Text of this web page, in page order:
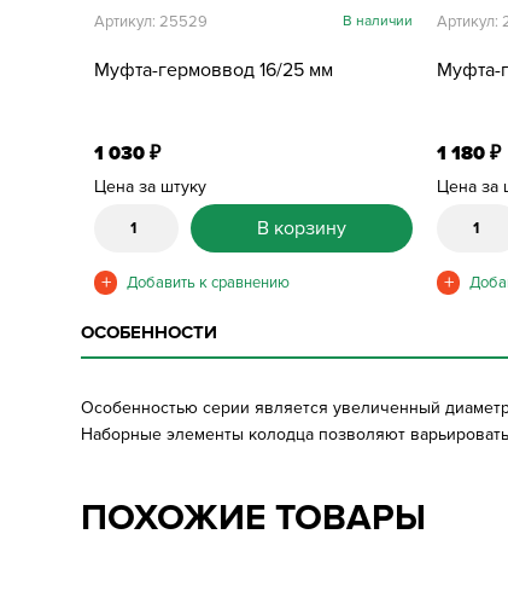
Муфта-гермоввод 16/25 мм
Артикул: 25529 В наличии
1 030₽
Цена за штуку
В корзину
Муфта-
Артикул:
1 180₽
Цена за
ОСОБЕННОСТИ
Особенностью серии является увеличенный
Наборные элементы колодца позволяют
ПОХОЖИЕ ТОВАРЫ